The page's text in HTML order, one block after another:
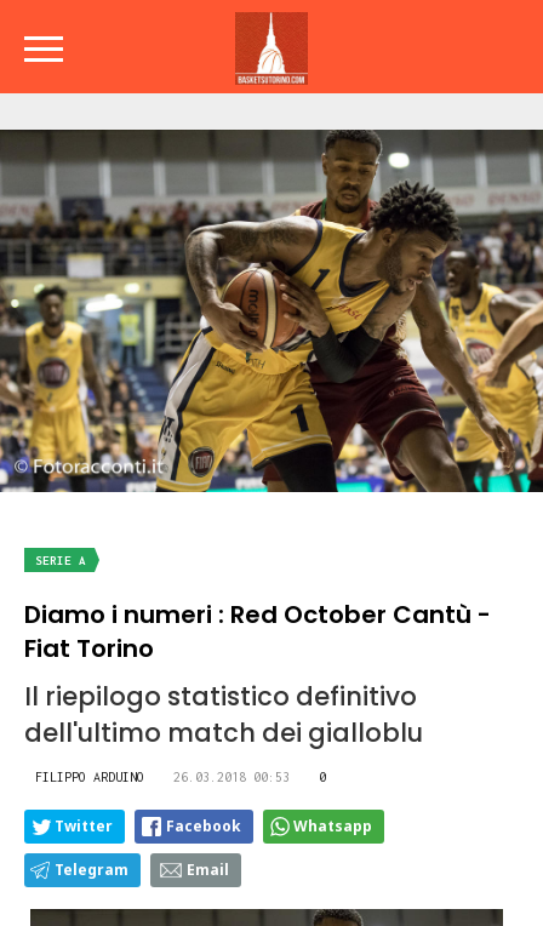
SERIE A
Diamo i numeri : Red October Cantù -
Fiat Torino
Il riepilogo statistico definitivo
dell'ultimo match dei gialloblu
FILIPPO ARDUINO 26.03.2018 00:53 0
Twitter Facebook Whatsapp
Telegram Email